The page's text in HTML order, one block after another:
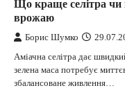
Що краще селітра чи
врожаю
Борис Шумко
Аміачна селітра дає
зелена маса потребує
збалансоване живлення…